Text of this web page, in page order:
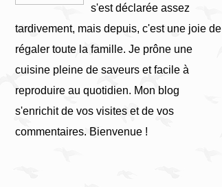
s'est déclarée assez
tardivement, mais depuis, c'est une joie de
régaler toute la famille. Je prône une
cuisine pleine de saveurs et facile à
reproduire au quotidien. Mon blog
s'enrichit de vos visites et de vos
commentaires. Bienvenue !